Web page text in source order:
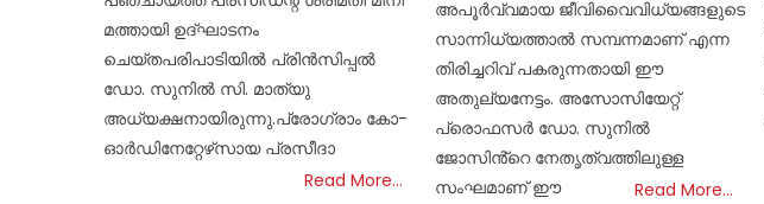
മത്തായി ഉദ്ഘാടനം
ചെയ്തപരിപാടിയിൽ പ്രിൻസിപ്പൽ
ഡോ. സുനിൽ സി. മാത്യു
അധ്യക്ഷനായിരുന്നു.പ്രോഗ്രാം കോ-
ഓർഡിനേറ്റേഴ്‌സായ പ്രസീദാ
Read More…
അപൂർവ്വമായ ജീവിവൈവിധ്യങ്ങളുടെ
സാന്നിധ്യത്താൽ സമ്പന്നമാണ് എന്ന
തിരിച്ചറിവ് പകരുന്നതായി ഈ
അതുല്യനേട്ടം. അസോസിയേറ്റ്
പ്രൊഫസർ ഡോ. സുനിൽ
ജോസിൻ്റെ നേതൃത്വത്തിലുള്ള
സംഘമാണ് ഈ
Read More…